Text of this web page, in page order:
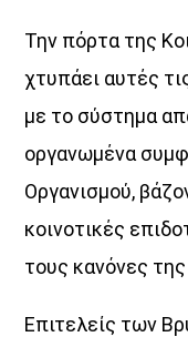
Την πόρτα της
χτυπάει αυτές
µε το σύστηµα
οργανωµένα
Οργανισµού,
κοινοτικές
τους κανόνες
Επιτελείς των